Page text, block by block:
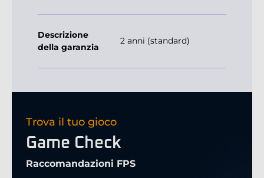
Descrizione
della garanzia
2 anni (standard)
Trova il tuo gioco
Game Check
Raccomandazioni FPS